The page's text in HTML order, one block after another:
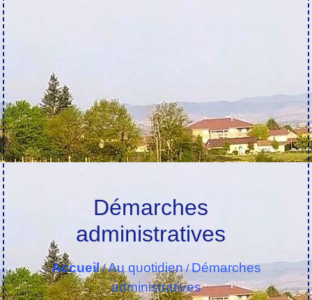
Démarches
administratives
Accueil/Au quotidien/Démarches
administratives